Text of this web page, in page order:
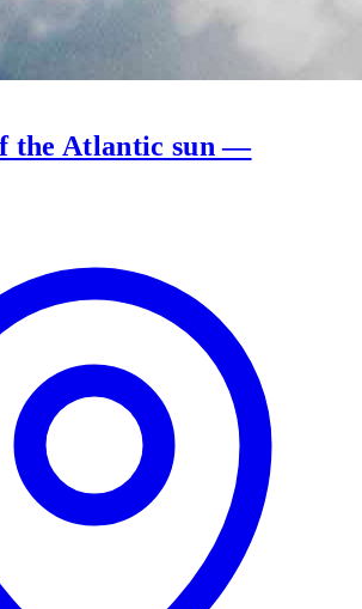
the Atlantic sun —